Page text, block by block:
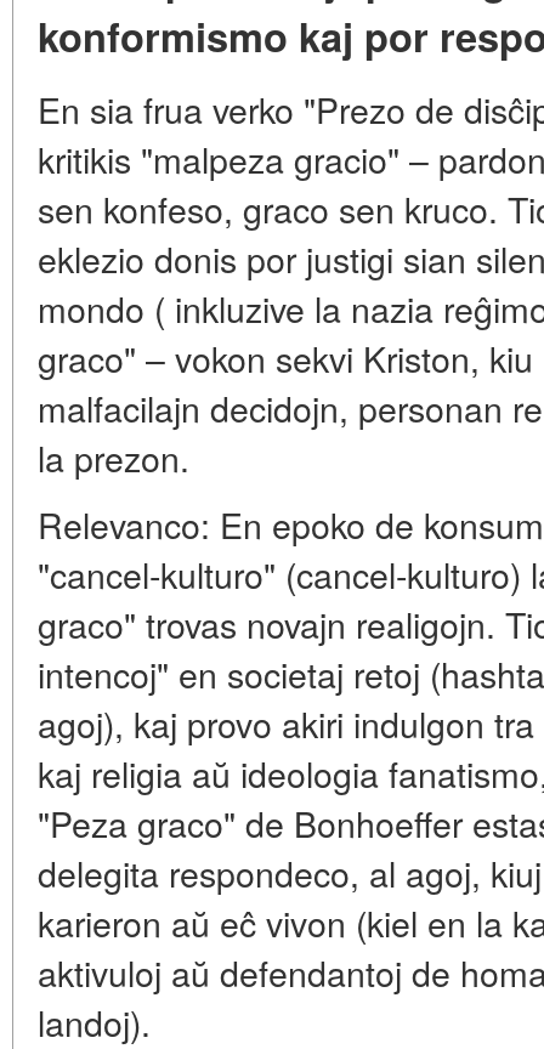
konformismo kaj por
En sia frua verko "Prezo de
kritikis "malpeza gracio" –
sen konfeso, graco sen kruco.
eklezio donis por justigi sian
mondo ( inkluzive la nazia
graco" – vokon sekvi Kriston,
malfacilajn decidojn, personan
la prezon.
Relevanco: En epoko de
"cancel-kulturo" (cancel-kulturo)
graco" trovas novajn realigojn.
intencoj" en societaj retoj
agoj), kaj provo akiri indulgon
kaj religia aŭ ideologia
"Peza graco" de Bonhoeffer
delegita respondeco, al agoj,
karieron aŭ eĉ vivon (kiel en la
aktivuloj aŭ defendantoj de
landoj).